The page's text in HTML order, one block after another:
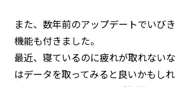
また、数年前のアップデートでいび
機能も付きました。
最近、寝ているのに疲れが取れない
はデータを取ってみると良いかもしれ